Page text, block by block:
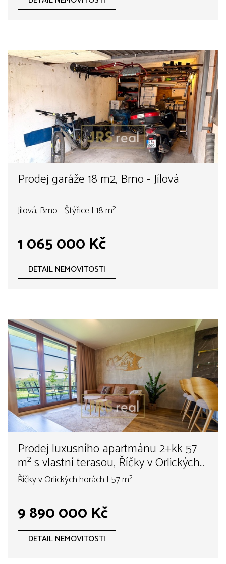
Prodej garáže 18 m2, Brno - Jílová
Jílová, Brno - Štýřice | 18 m²
1 065 000 Kč
DETAIL NEMOVITOSTI
Prodej luxusního apartmánu 2+kk 57
m² s vlastní terasou, Říčky v Orlických
horách
Říčky v Orlických horách | 57 m²
9 890 000 Kč
DETAIL NEMOVITOSTI